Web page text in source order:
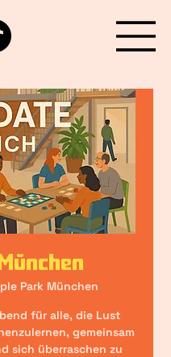
Park München
für alle, die Lust
gemeinsam
sich überraschen zu